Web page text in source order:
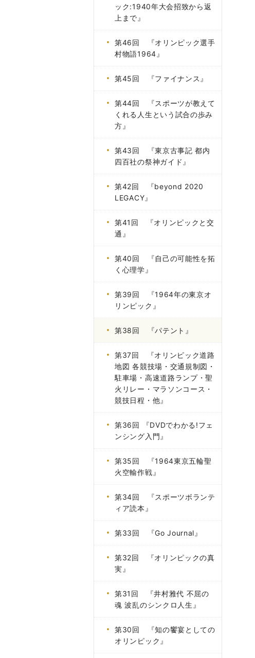
ック:1940年大会招致から返
上まで』
第46回 『オリンピック選手
村物語1964』
第45回 『ファイナンス』
第44回 『スポーツが教えて
くれる人生という試合の歩み
方』
第43回 『東京古事記 都内
四百社の祭神ガイド』
第42回 『beyond 2020
LEGACY』
第41回 『オリンピックと交
通』
第40回 『自己の可能性を拓
く心理学』
第39回 『1964年の東京オ
リンピック』
第38回 『パテント』
第37回 『オリンピック道路
地図 各競技場・交通規制図・
駐車場・高速道路ランプ・聖
火リレー・マラソンコース・
競技日程・他』
第36回 『DVDでわかる!フェ
ンシング入門』
第35回 『1964東京五輪聖
火空輸作戦』
第34回 『スポーツボランテ
ィア読本』
第33回 『Go Journal』
第32回 『オリンピックの真
実』
第31回 『井村雅代 不屈の
魂 波乱のシンクロ人生』
第30回 『知の饗宴としての
オリンピック』